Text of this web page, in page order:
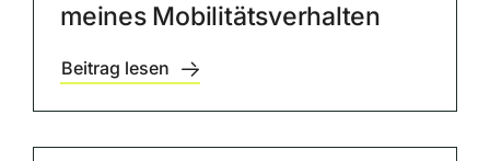
meines Mobilitätsverhalten
Beitrag lesen